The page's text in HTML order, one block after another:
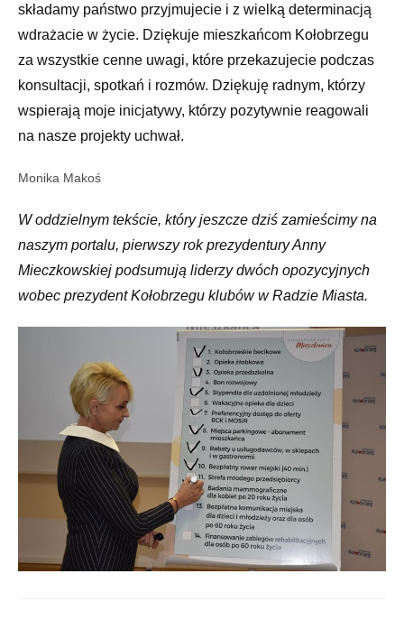
składamy państwo przyjmujecie i z wielką determinacją
wdrażacie w życie. Dziękuje mieszkańcom Kołobrzegu
za wszystkie cenne uwagi, które przekazujecie podczas
konsultacji, spotkań i rozmów. Dziękuję radnym, którzy
wspierają moje inicjatywy, którzy pozytywnie reagowali
na nasze projekty uchwał.
Monika Makoś
W oddzielnym tekście, który jeszcze dziś zamieścimy na
naszym portalu, pierwszy rok prezydentury Anny
Mieczkowskiej podsumują liderzy dwóch opozycyjnych
wobec prezydent Kołobrzegu klubów w Radzie Miasta.